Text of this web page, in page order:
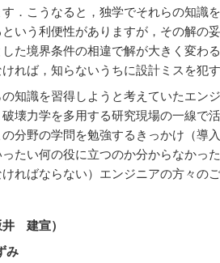
．こうなると，独学でそれらの知識
いう利便性がありますが，その解の
た境界条件の相違で解が大きく変わ
れば，知らないうちに設計ミスを犯
知識を習得しようと考えていたエン
壊力学を多用する研究現場の一線で
分野の学問を勉強するきっかけ（導
たい何の役に立つのか分からなかっ
ればならない）エンジニアの方々の
建宣）
み